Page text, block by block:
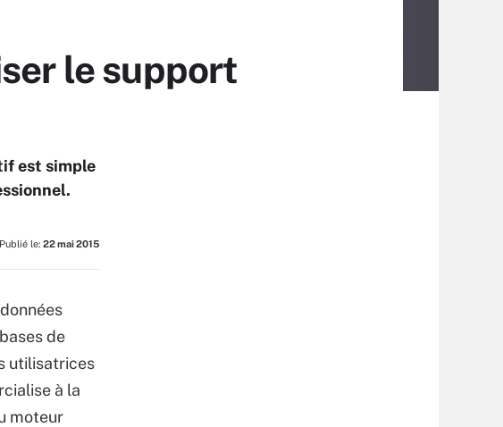
le support
est simple
Publié le: 22 mai 2015
de
utilisatrices
à la
moteur